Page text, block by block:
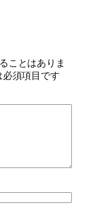
ことはありま
須項目です